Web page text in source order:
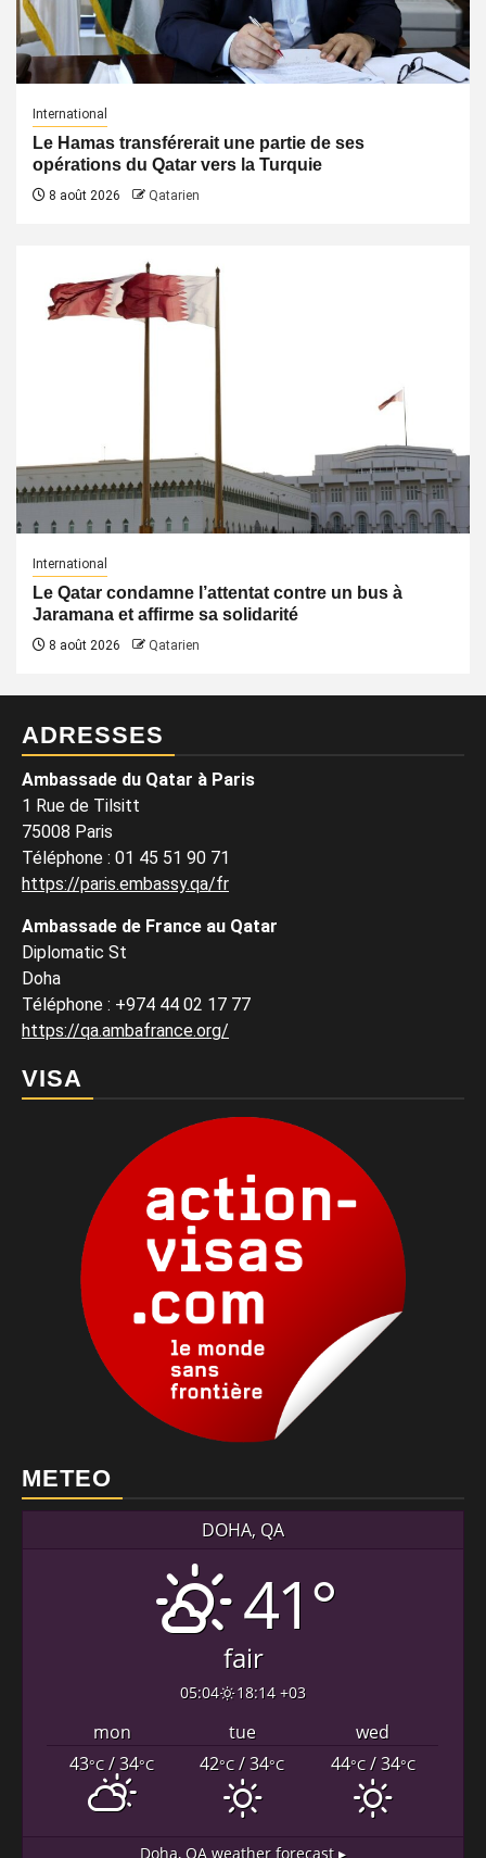
International
Le Hamas transférerait une partie de ses
opérations du Qatar vers la Turquie
8 août 2026 Qatarien
International
Le Qatar condamne l’attentat contre un bus à
Jaramana et affirme sa solidarité
8 août 2026 Qatarien
ADRESSES
Ambassade du Qatar à Paris
1 Rue de Tilsitt
75008 Paris
Téléphone : 01 45 51 90 71
https://paris.embassy.qa/fr
Ambassade de France au Qatar
Diplomatic St
Doha
Téléphone : +974 44 02 17 77
https://qa.ambafrance.org/
VISA
METEO
DOHA, QA
41°
fair
05:04 18:14 +03
mon tue
wed
43°C/ 34°C 42°C/ 34°C 44°C/ 34°C
Doha, QA weather forecast ▸